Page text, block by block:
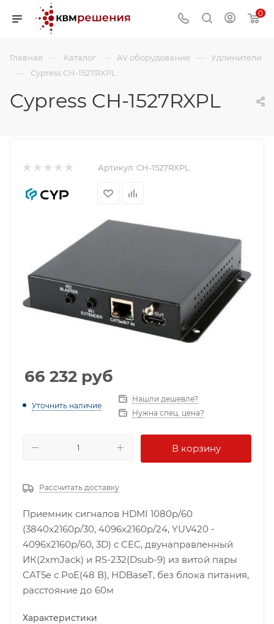
0
Главная — Каталог — AV оборудование — Удлинители
— Cypress CH-1527RXPL
Cypress CH-1527RXPL
Артикул: CH-1527RXPL
66 232 руб
Уточнить наличие
Нашли дешевле?
Нужна спец. цена?
В корзину
Рассчитать доставку
Приемник сигналов HDMI 1080p/60
(3840x2160p/30, 4096x2160p/24, YUV420 -
4096x2160p/60, 3D) с CEC, двунаправленный
ИК(2хmJack) и RS-232(Dsub-9) из витой пары
CAT5e с PoE(48 В), HDBaseT, без блока питания,
расстояние до 60м
Характеристики